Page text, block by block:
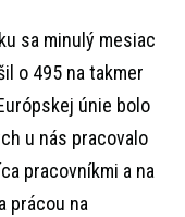
sa minulý mesiac
o 495 na takmer
únie bolo
u nás pracovalo
pracovníkmi a na
prácou na